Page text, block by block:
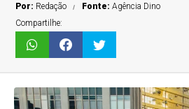
Por: Redação Fonte:Agência Dino
Compartilhe: